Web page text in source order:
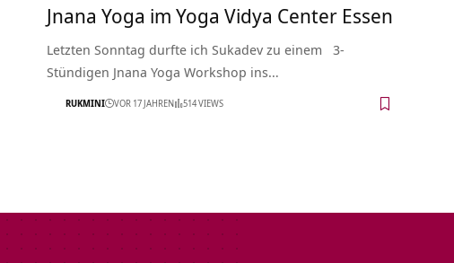
Jnana Yoga im Yoga Vidya Center Essen
Letzten Sonntag durfte ich Sukadev zu einem 3-
Stündigen Jnana Yoga Workshop ins…
RUKMINI VOR 17 JAHREN 514 VIEWS